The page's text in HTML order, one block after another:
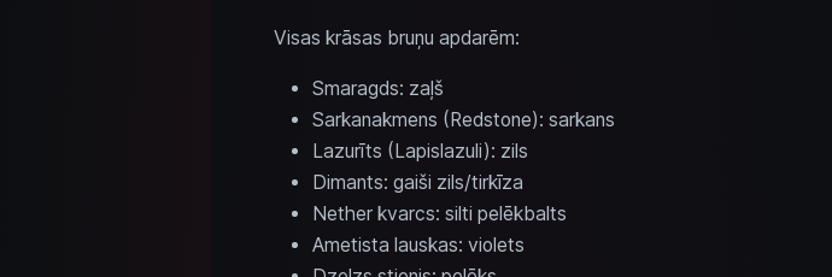
Visas krāsas bruņu apdarēm:
Smaragds: zaļš
Sarkanakmens (Redstone): sarkans
Lazurīts (Lapislazuli): zils
Dimants: gaiši zils/tirkīza
Nether kvarcs: silti pelēkbalts
Ametista lauskas: violets